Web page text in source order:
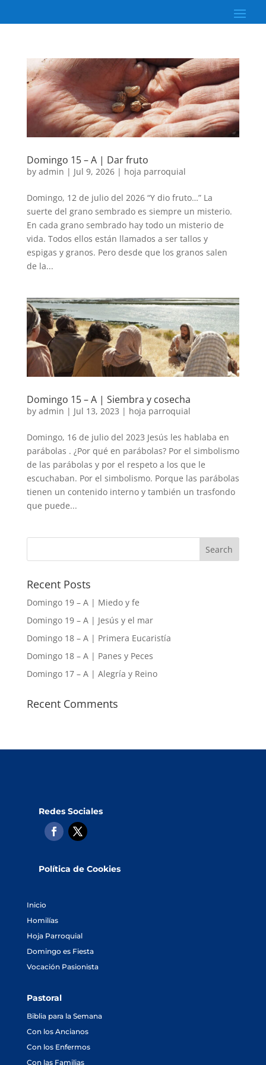
Domingo 15 – A | Dar fruto
by admin | Jul 9, 2026| hoja parroquial
Domingo, 12 de julio del 2026 “Y dio fruto…” La
suerte del grano sembrado es siempre un misterio.
En cada grano sembrado hay todo un misterio de
vida. Todos ellos están llamados a ser tallos y
espigas y granos. Pero desde que los granos salen
de la...
Domingo 15 – A | Siembra y cosecha
by admin | Jul 13, 2023 | hoja parroquial
Domingo, 16 de julio del 2023 Jesús les hablaba en
parábolas . ¿Por qué en parábolas? Por el simbolismo
de las parábolas y por el respeto a los que le
escuchaban. Por el simbolismo. Porque las parábolas
tienen un contenido interno y también un trasfondo
que puede...
Recent Posts
Domingo 19 – A | Miedo y fe
Domingo 19 – A | Jesús y el mar
Domingo 18 – A | Primera Eucaristía
Domingo 18 – A | Panes y Peces
Domingo 17 – A | Alegría y Reino
Recent Comments
Redes Sociales
Política de Cookies
Inicio
Homilías
Hoja Parroquial
Domingo es Fiesta
Vocación Pasionista
Pastoral
Biblia para la Semana
Con los Ancianos
Con los Enfermos
Con las Familias